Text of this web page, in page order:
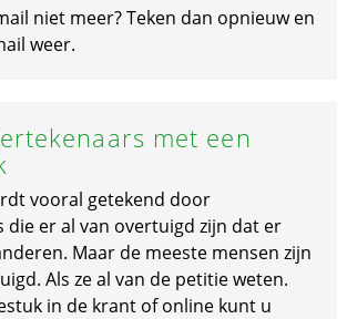
niet meer? Teken dan opnieuw en
weer.
met een
vooral getekend door
die er al van overtuigd zijn dat er
Maar de meeste mensen zijn
Als ze al van de petitie weten.
in de krant of online kunt u